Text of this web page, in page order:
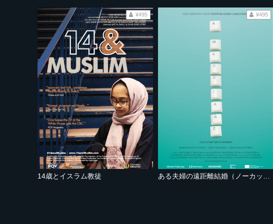
14歳とイスラム教徒
¥495
ある夫婦の遠距離結婚（ノーカット完全版）
¥495